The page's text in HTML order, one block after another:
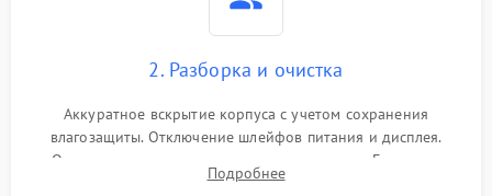
2. Разборка и очистка
Аккуратное вскрытие корпуса с учетом сохранения
влагозащиты. Отключение шлейфов питания и дисплея.
Очистка внутренних плат от окислов и пыли. Бережная
обработка германиевого объектива специализированными
Подробнее